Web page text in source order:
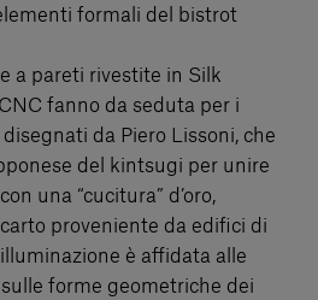
formali del bistrot
a pareti rivestite in Silk
fanno da seduta per i
da Piero Lissoni, che
del kintsugi per unire
una “cucitura” d’oro,
proveniente da edifici di
è affidata alle
sulle forme geometriche dei